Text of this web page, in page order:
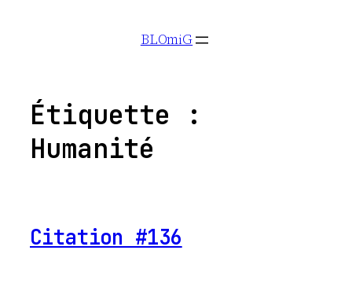
BLOmiG
Étiquette :
Humanité
Citation #136